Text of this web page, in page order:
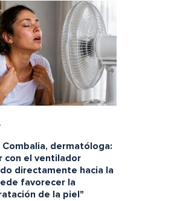
Combalia, dermatóloga:
con el ventilador
directamente hacia la
favorecer la
de la piel"